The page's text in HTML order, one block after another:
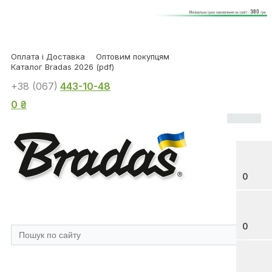
Оплата і Доставка
Оптовим покупцям
Каталог Bradas 2026 (pdf)
0
0
+38 (067) 443-10-48
0 ₴